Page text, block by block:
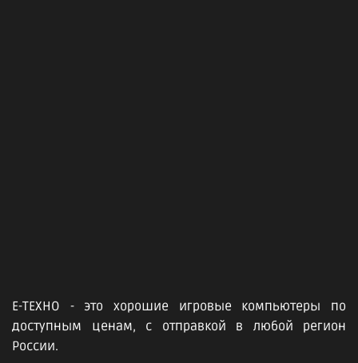
Е-ТЕХНО - это хорошие игровые компьютеры по
доступным ценам, с отправкой в любой регион
России.